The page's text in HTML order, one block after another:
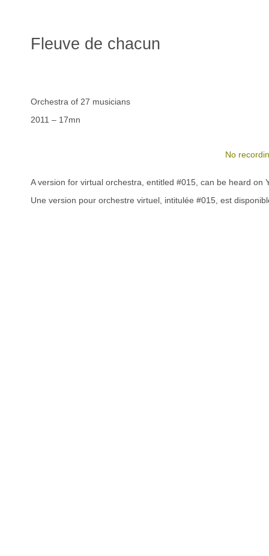
Fleuve de chacun
Orchestra of 27 musicians
2011 – 17mn
No
A version for virtual orchestra, entitled #015, can be heard on
Une version pour orchestre virtuel, intitulée #015, est